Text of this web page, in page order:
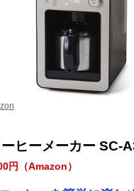
ヒーメーカー SC-
円（Amazon）